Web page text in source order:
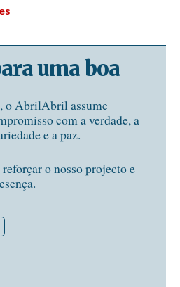
uma boa
o AbrilAbril assume
com a verdade, a
e a paz.
o nosso projecto e